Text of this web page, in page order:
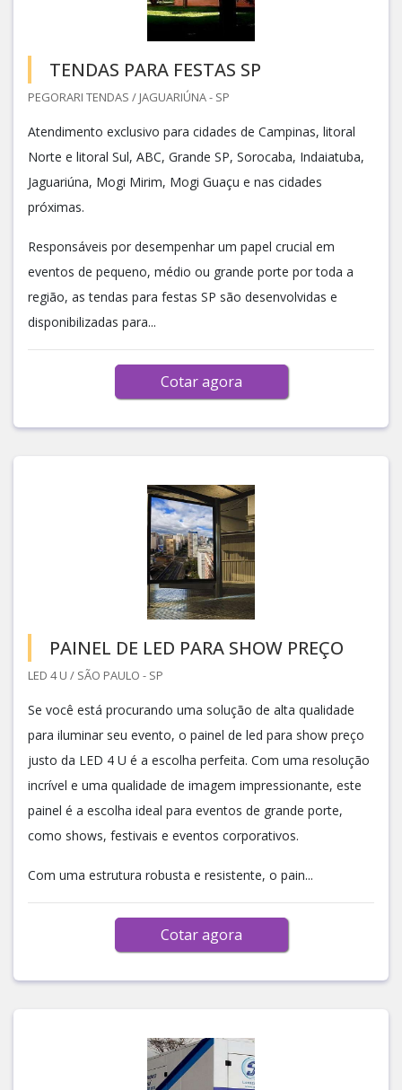
TENDAS PARA FESTAS SP
PEGORARI TENDAS / JAGUARIÚNA - SP
Atendimento exclusivo para cidades de Campinas, litoral
Norte e litoral Sul, ABC, Grande SP, Sorocaba, Indaiatuba,
Jaguariúna, Mogi Mirim, Mogi Guaçu e nas cidades
próximas.
Responsáveis por desempenhar um papel crucial em
eventos de pequeno, médio ou grande porte por toda a
região, as tendas para festas SP são desenvolvidas e
disponibilizadas para...
Cotar agora
PAINEL DE LED PARA SHOW PREÇO
LED 4 U / SÃO PAULO - SP
Se você está procurando uma solução de alta qualidade
para iluminar seu evento, o painel de led para show preço
justo da LED 4 U é a escolha perfeita. Com uma resolução
incrível e uma qualidade de imagem impressionante, este
painel é a escolha ideal para eventos de grande porte,
como shows, festivais e eventos corporativos.
Com uma estrutura robusta e resistente, o pain...
Cotar agora